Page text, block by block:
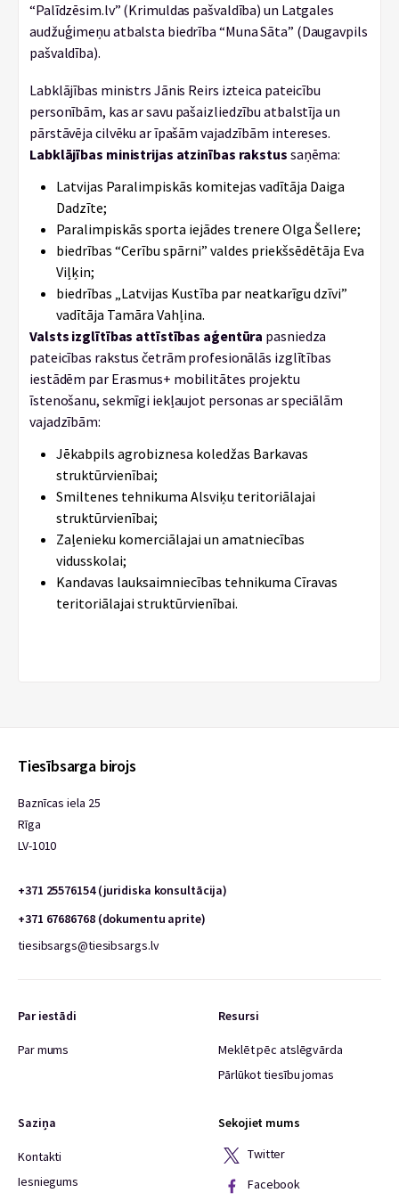
“Palīdzēsim.lv” (Krimuldas pašvaldība) un Latgales
audžuģimeņu atbalsta biedrība “Muna Sāta” (Daugavpils
pašvaldība).
Labklājības ministrs Jānis Reirs izteica pateicību
personībām, kas ar savu pašaizliedzību atbalstīja un
pārstāvēja cilvēku ar īpašām vajadzībām intereses.
Labklājības ministrijas atzinības rakstus saņēma:
Latvijas Paralimpiskās komitejas vadītāja Daiga
Dadzīte;
Paralimpiskās sporta iejādes trenere Olga Šellere;
biedrības “Cerību spārni” valdes priekšsēdētāja Eva
Viļķin;
biedrības „Latvijas Kustība par neatkarīgu dzīvi”
vadītāja Tamāra Vahļina.
Valsts izglītības attīstības aģentūra pasniedza
pateicības rakstus četrām profesionālās izglītības
iestādēm par Erasmus+ mobilitātes projektu
īstenošanu, sekmīgi iekļaujot personas ar speciālām
vajadzībām:
Jēkabpils agrobiznesa koledžas Barkavas
struktūrvienībai;
Smiltenes tehnikuma Alsviķu teritoriālajai
struktūrvienībai;
Zaļenieku komerciālajai un amatniecības
vidusskolai;
Kandavas lauksaimniecības tehnikuma Cīravas
teritoriālajai struktūrvienībai.
Tiesībsarga birojs
Baznīcas iela 25
Rīga
LV-1010
+371 25576154 (juridiska konsultācija)
+371 67686768 (dokumentu aprite)
tiesibsargs@tiesibsargs.lv
Par iestādi
Par mums
Resursi
Meklēt pēc atslēgvārda
Pārlūkot tiesību jomas
Saziņa
Kontakti
Iesniegums
Sekojiet mums
Twitter
Facebook